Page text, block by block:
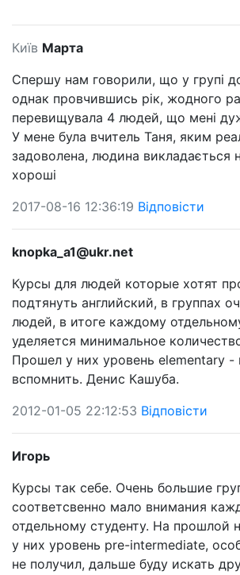
Київ Марта
Спершу нам говорили, що у групі
однак провчившись рік, жодного
перевищувала 4 людей, що мені
У мене була вчитель Таня, яким
задоволена, людина викладається
хороші
2017-08-16 12:36:19 Відповісти
knopka_a1@ukr.net
Курсы для людей которые хотят
подтянуть английский, в группах
людей, в итоге каждому
уделяется минимальное
Прошел у них уровень elementary -
вспомнить. Денис Кашуба.
2012-01-05 22:12:53 Відповісти
Игорь
Курсы так себе. Очень большие
соответсвенно мало внимания
отдельному студенту. На прошлой
у них уровень pre-intermediate,
не получил, дальше буду искать